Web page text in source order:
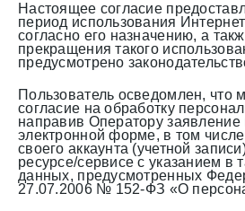
Настоящее согласие
период использования
согласно его назначению, а
прекращения такого
предусмотрено
Пользователь осведомлен, что
согласие на обработку
направив Оператору
электронной форме, в том
своего аккаунта (учетной
ресурсе/сервисе с указанием в
данных, предусмотренных
27.07.2006 № 152-ФЗ «О